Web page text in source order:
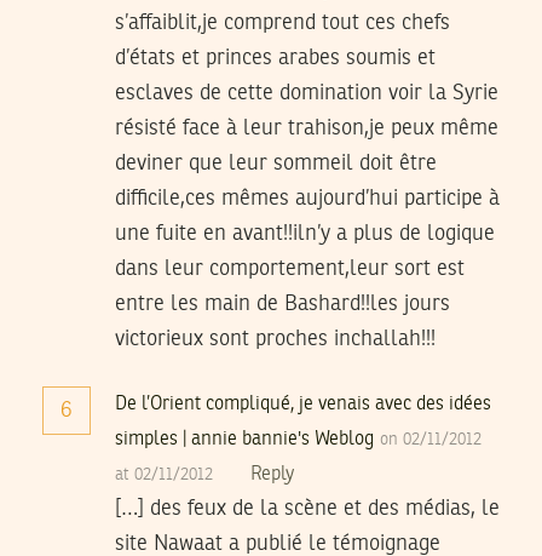
s’affaiblit,je comprend tout ces chefs
d’états et princes arabes soumis et
esclaves de cette domination voir la Syrie
résisté face à leur trahison,je peux même
deviner que leur sommeil doit être
difficile,ces mêmes aujourd’hui participe à
une fuite en avant!!iln’y a plus de logique
dans leur comportement,leur sort est
entre les main de Bashard!!les jours
victorieux sont proches inchallah!!!
6
De l’Orient compliqué, je venais avec des idées
simples | annie bannie's Weblog on 02/11/2012
at 02/11/2012 Reply
[…] des feux de la scène et des médias, le
site Nawaat a publié le témoignage